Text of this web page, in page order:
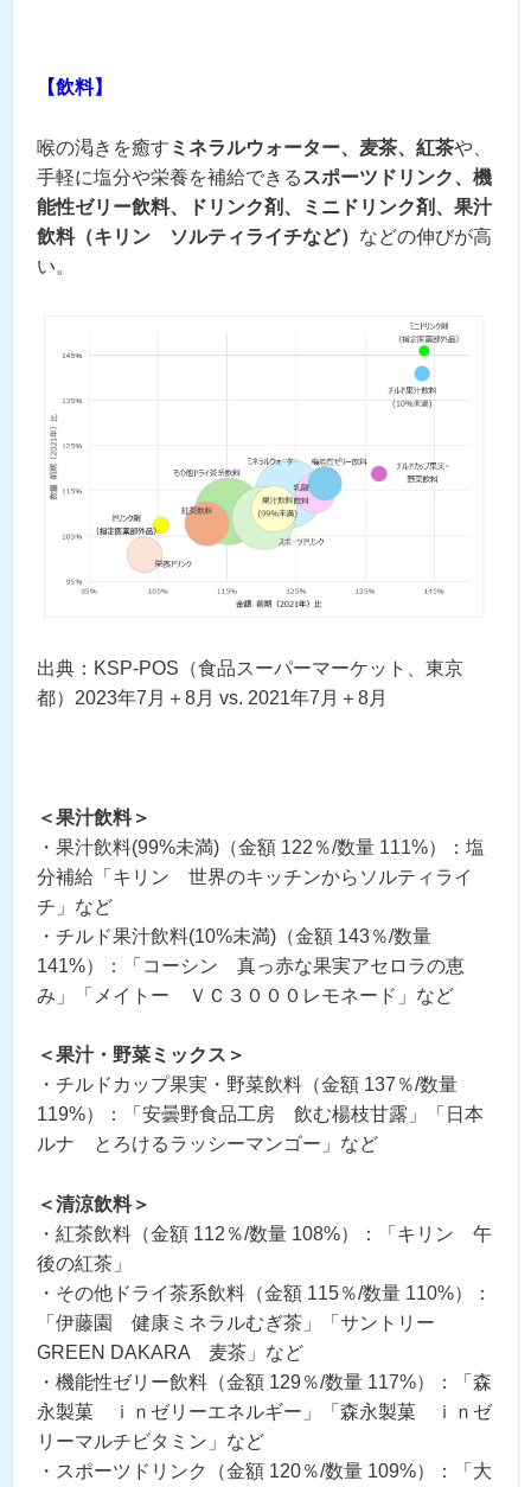
【飲料】
喉の渇きを癒す ミネラルウォーター、麦茶、紅茶や、
手軽に塩分や栄養を補給できる スポーツドリンク、機
能性ゼリー飲料、ドリンク剤、ミニドリンク剤、果汁
飲料（キリン ソルティライチなど） などの伸びが高
い。
出典：KSP-POS（食品スーパーマーケット、東京
都）2023年7月＋8月 vs. 2021年7月＋8月
＜果汁飲料＞
・果汁飲料(99%未満)（金額 122％/数量 111%）：塩
分補給「キリン 世界のキッチンからソルティライ
チ」など
・チルド果汁飲料(10%未満)（金額 143％/数量
141%）：「コーシン 真っ赤な果実アセロラの恵
み」「メイトー ＶＣ３０００レモネード」など
＜果汁・野菜ミックス＞
・チルドカップ果実・野菜飲料（金額 137％/数量
119%）：「安曇野食品工房 飲む楊枝甘露」「日本
ルナ とろけるラッシーマンゴー」など
＜清涼飲料＞
・紅茶飲料（金額 112％/数量 108%）：「キリン 午
後の紅茶」
・その他ドライ茶系飲料（金額 115％/数量 110%）：
「伊藤園 健康ミネラルむぎ茶」「サントリー
GREEN DAKARA 麦茶」など
・機能性ゼリー飲料（金額 129％/数量 117%）：「森
永製菓 ｉｎゼリーエネルギー」「森永製菓 ｉｎゼ
リーマルチビタミン」など
・スポーツドリンク（金額 120％/数量 109%）：「大